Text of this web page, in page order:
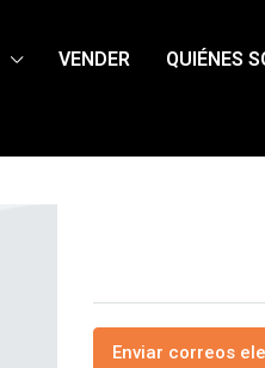
VENDER QUIÉNES
Enviar correos